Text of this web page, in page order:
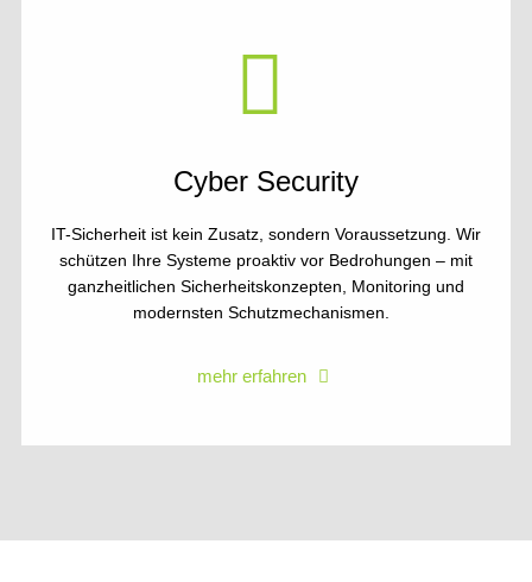
Cyber Security
IT-Sicherheit ist kein Zusatz, sondern Voraussetzung. Wir
schützen Ihre Systeme proaktiv vor Bedrohungen – mit
ganzheitlichen Sicherheitskonzepten, Monitoring und
modernsten Schutzmechanismen.
mehr erfahren